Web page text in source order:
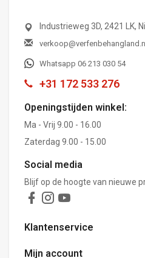
Industrieweg 3D, 2421 LK,
verkoop@verfenbehangland.nl
Whatsapp 06 213 030 54
+31 172 533 276
Openingstijden winkel:
Ma - Vrij 9.00 - 16.00
Zaterdag 9.00 - 15.00
Social media
Blijf op de hoogte van nieuwe
Klantenservice
Mijn account